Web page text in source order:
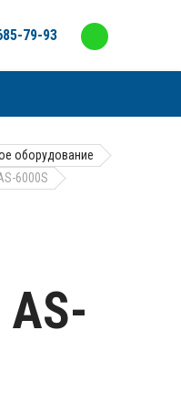
79-93
оборудование
6000S